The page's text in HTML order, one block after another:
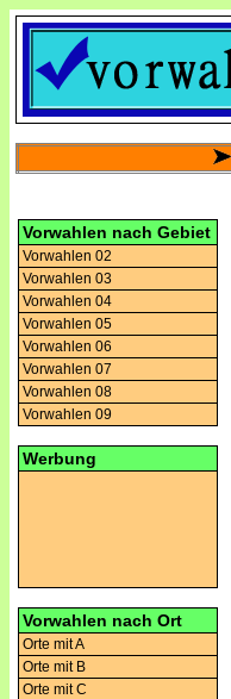
Vorwahlen nach Gebiet
Vorwahlen 02
Vorwahlen 03
Vorwahlen 04
Vorwahlen 05
Vorwahlen 06
Vorwahlen 07
Vorwahlen 08
Vorwahlen 09
Werbung
Vorwahlen nach Ort
Orte mit A
Orte mit B
Orte mit C